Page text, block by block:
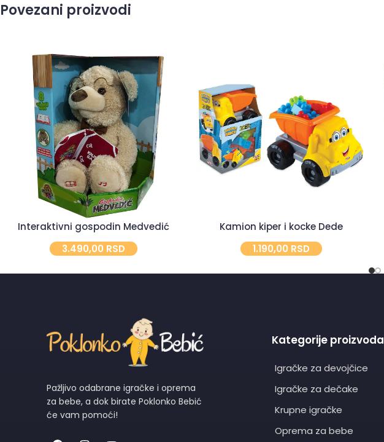
Povezani proizvodi
Interaktivni gospodin Medvedić
3.490,00 RSD
Kamion kiper i kocke Dede
1.190,00 RSD
Pažljivo odabrane igračke i oprema
za bebe, a dok birate Poklonko Bebić
će vam pomoći!
Kategorije proizvoda
Igračke za devojčice
Igračke za dečake
Krupne igračke
Oprema za bebe